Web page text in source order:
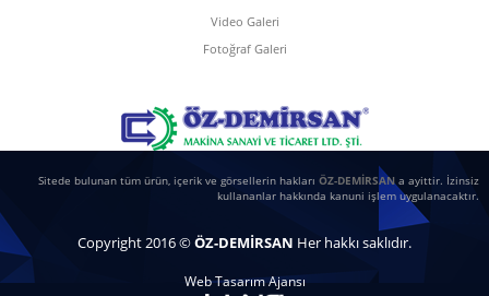
Video Galeri
Fotoğraf Galeri
Sitede bulunan tüm ürün, içerik ve görsellerin haklarıÖZ-DEMİRSANa ayittir. İzinsiz
kullananlar hakkında kanuni işlem uygulanacaktır.
Copyright 2016 ©ÖZ-DEMİRSAN Her hakkı saklıdır.
Web Tasarım Ajansı